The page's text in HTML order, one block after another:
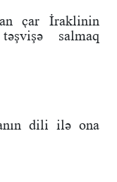
çar İraklinin
təşvişə salmaq
dili ilə ona